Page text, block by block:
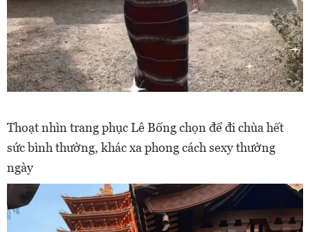
Thoạt nhìn trang phục Lê Bống chọn để đi chùa hết
sức bình thường, khác xa phong cách sexy thường
ngày